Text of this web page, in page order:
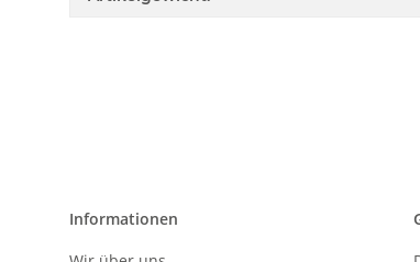
Informationen